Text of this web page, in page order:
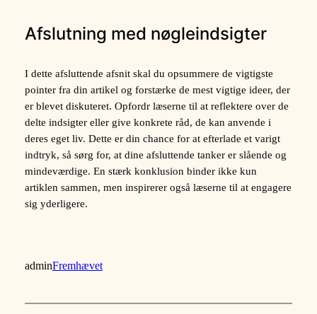
Afslutning med nøgleindsigter
I dette afsluttende afsnit skal du opsummere de vigtigste
pointer fra din artikel og forstærke de mest vigtige ideer, der
er blevet diskuteret. Opfordr læserne til at reflektere over de
delte indsigter eller give konkrete råd, de kan anvende i
deres eget liv. Dette er din chance for at efterlade et varigt
indtryk, så sørg for, at dine afsluttende tanker er slående og
mindeværdige. En stærk konklusion binder ikke kun
artiklen sammen, men inspirerer også læserne til at engagere
sig yderligere.
adminFremhævet